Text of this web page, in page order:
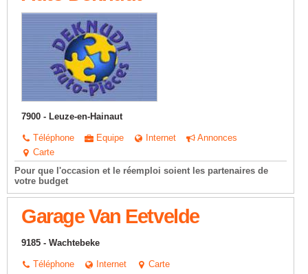
7900 - Leuze-en-Hainaut
Téléphone Equipe Internet
Annonces
Carte
Pour que l'occasion et le réemploi soient les partenaires de
votre budget
Garage Van Eetvelde
9185 - Wachtebeke
Téléphone Internet Carte